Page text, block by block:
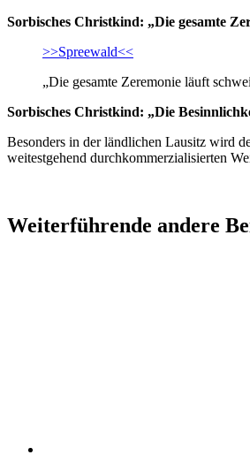
Sorbisches Christkind: „Die gesamte
>>Spreewald<<
„Die gesamte Zeremonie läuft
Sorbisches Christkind: „Die
Besonders in der ländlichen Lausitz wird
weitestgehend durchkommerzialisierten
Weiterführende andere